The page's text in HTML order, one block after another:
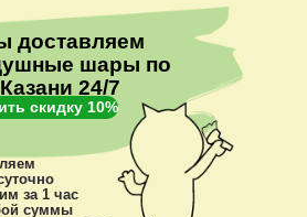
доставляем
шары по
Казани 24/7
скидку 10%
за 1 час
суммы